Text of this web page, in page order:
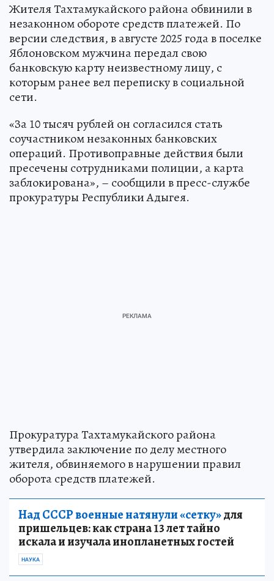
Жителя Тахтамукайского района обвинили в
незаконном обороте средств платежей. По
версии следствия, в августе 2025 года в поселке
Яблоновском мужчина передал свою
банковскую карту неизвестному лицу, с
которым ранее вел переписку в социальной
сети.
«За 10 тысяч рублей он согласился стать
соучастником незаконных банковских
операций. Противоправные действия были
пресечены сотрудниками полиции, а карта
заблокирована», – сообщили в пресс-службе
прокуратуры Республики Адыгея.
Прокуратура Тахтамукайского района
утвердила заключение по делу местного
жителя, обвиняемого в нарушении правил
оборота средств платежей.
Над СССР военные натянули «сетку»для
пришельцев: как страна 13 лет тайно
искала и изучала инопланетных гостей
НАУКА